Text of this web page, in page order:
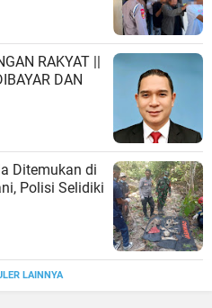
RAKYAT ||
DAN
Ditemukan di
Polisi Selidiki
LAINNYA